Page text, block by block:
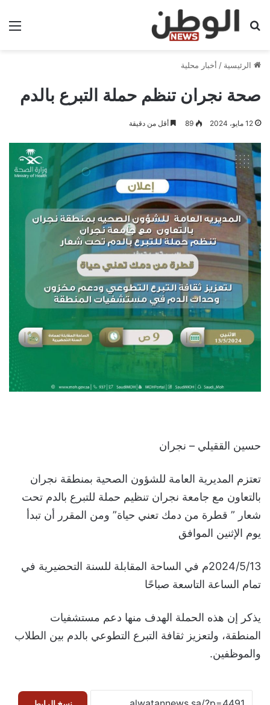
بحث عن
الرئيسية / أخبار محلية
صحة نجران تنظم حملة التبرع بالدم
12 مايو، 2024 89 أقل من دقيقة
حسين الققيلي – نجران
تعتزم المديرية العامة للشؤون الصحية بمنطقة نجران
بالتعاون مع جامعة نجران تنظيم حملة للتبرع بالدم تحت
شعار ” قطرة من دمك تعني حياة” ومن المقرر أن تبدأ
يوم الإثنين الموافق
2024/5/13م في الساحة المقابلة للسنة التحضيرية في
تمام الساعة التاسعة صباحًا
يذكر إن هذه الحملة الهدف منها دعم مستشفيات
المنطقة، ولتعزيز ثقافة التبرع التطوعي بالدم بين الطلاب
والموظفين.